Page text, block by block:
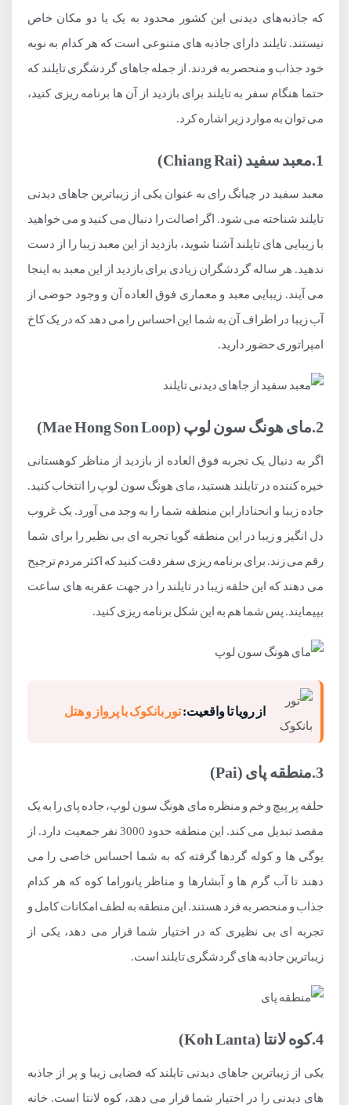
شهر بانکوک (Bangkok)
شهر پاتایا (Pattaya)
جزیره پوکت (Phuket)
استان چانتابوری (Chanthaburi)
استان نونگ خای (Nong Khai)
شهر هواهین (Hua Hin)
که جاذبه‌های دیدنی این کشور محدود به یک یا دو مکان خاص
نیستند. تایلند دارای جاذبه های متنوعی است که هر کدام به نوبه
خود جذاب و منحصر به فردند. از جمله جاهای گردشگری تایلند که
حتما هنگام سفر به تایلند برای بازدید از آن ها برنامه ریزی کنید،
می توان به موارد زیر اشاره کرد.
1.معبد سفید (Chiang Rai)
معبد سفید در چیانگ رای به عنوان یکی از زیباترین جاهای دیدنی
تایلند شناخته می شود. اگر اصالت را دنبال می کنید و می خواهید
با زیبایی های تایلند آشنا شوید، بازدید از این معبد زیبا را از دست
ندهید. هر ساله گردشگران زیادی برای بازدید از این معبد به اینجا
می آیند. زیبایی معبد و معماری فوق العاده آن و وجود حوضی از
آب زیبا در اطراف آن به شما این احساس را می دهد که در یک کاخ
امپراتوری حضور دارید.
2.مای هونگ سون لوپ (Mae Hong Son Loop)
اگر به دنبال یک تجربه فوق العاده از بازدید از مناظر کوهستانی
خیره کننده در تایلند هستید، مای هونگ سون لوپ را انتخاب کنید.
جاده زیبا و انحنادار این منطقه شما را به وجد می آورد. یک غروب
دل انگیز و زیبا در این منطقه گویا تجربه ای بی نظیر را برای شما
رقم می زند. برای برنامه ریزی سفر دقت کنید که اکثر مردم ترجیح
می دهند که این حلقه زیبا در تایلند را در جهت عقربه های ساعت
بپیمایند. پس شما هم به این شکل برنامه ریزی کنید.
از رویا تا واقعیت: تور بانکوک با پرواز و هتل
3.منطقه پای (Pai)
حلقه پر پیچ و خم و منظره مای هونگ سون لوپ، جاده پای را به یک
مقصد تبدیل می کند. این منطقه حدود 3000 نفر جمعیت دارد. از
یوگی ها و کوله گردها گرفته که به شما احساس خاصی را می
دهند تا آب گرم ها و آبشارها و مناظر پانوراما کوه که هر کدام
جذاب و منحصر به فرد هستند. این منطقه به لطف امکانات کامل و
تجربه ای بی نظیری که در اختیار شما قرار می دهد، یکی از
زیباترین جاذبه های گردشگری تایلند است.
4.کوه لانتا (Koh Lanta)
یکی از زیباترین جاهای دیدنی تایلند که فضایی زیبا و پر از جاذبه
های دیدنی را در اختیار شما قرار می دهد، کوه لانتا است. خانه